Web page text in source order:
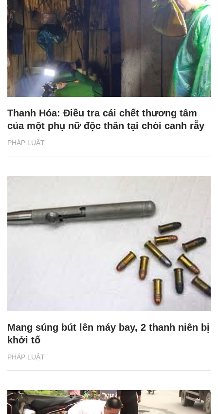
PHÁP LUẬT
Thanh Hóa: Điều tra cái chết thương tâm
của một phụ nữ độc thân tại chòi canh rẫy
PHÁP LUẬT
Mang súng bút lên máy bay, 2 thanh niên bị
khởi tố